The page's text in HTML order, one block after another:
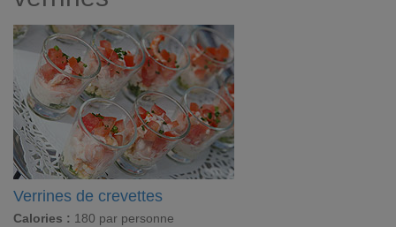
Verrines de crevettes
Calories : 180 par personne